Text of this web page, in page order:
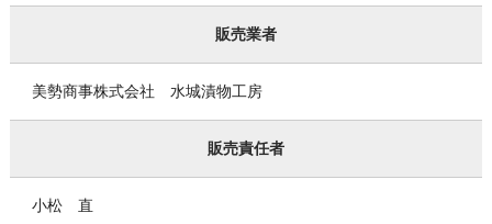
販売業者
美勢商事株式会社 水城漬物工房
販売責任者
小松 直